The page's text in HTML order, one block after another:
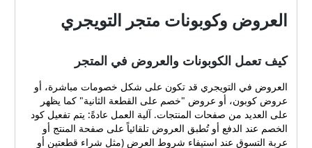
العروض وكوبونات متجر التويجري
كيف تعمل الكوبونات والعروض في المتجر
العروض في التويجري قد تكون على شكل خصومات مباشرة، أو
عروض كوبون، أو عروض "خصم على القطعة الثانية" كما يظهر
على العديد من صفحات المنتجات. آلية العمل عادةً: يتم تفعيل كود
الخصم عند الدفع أو تُطبق العروض تلقائياً على صفحة المنتج أو
عربة التسوق عند استيفاء شروط العرض (مثل شراء قطعتين أو